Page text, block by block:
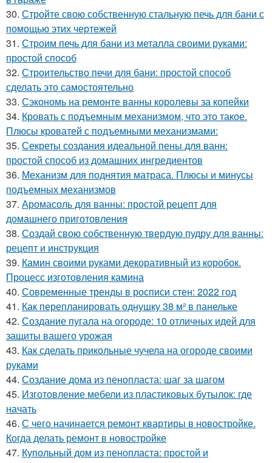
30. Стройте свою собственную стальную печь для бани с
помощью этих чертежей
31. Строим печь для бани из металла своими руками:
простой способ
32. Строительство печи для бани: простой способ
сделать это самостоятельно
33. Сэкономь на ремонте ванны королевы за копейки
34. Кровать с подъемным механизмом, что это такое.
Плюсы кроватей с подъемными механизмами:
35. Секреты создания идеальной пены для ванн:
простой способ из домашних ингредиентов
36. Механизм для поднятия матраса. Плюсы и минусы
подъемных механизмов
37. Аромасоль для ванны: простой рецепт для
домашнего приготовления
38. Создай свою собственную твердую пудру для ванны:
рецепт и инструкция
39. Камин своими руками декоративный из коробок.
Процесс изготовления камина
40. Современные тренды в росписи стен: 2022 год
41. Как перепланировать однушку 38 м² в панельке
42. Создание пугала на огороде: 10 отличных идей для
защиты вашего урожая
43. Как сделать прикольные чучела на огороде своими
руками
44. Создание дома из пенопласта: шаг за шагом
45. Изготовление мебели из пластиковых бутылок: где
начать
46. С чего начинается ремонт квартиры в новостройке.
Когда делать ремонт в новостройке
47. Купольный дом из пенопласта: простой и